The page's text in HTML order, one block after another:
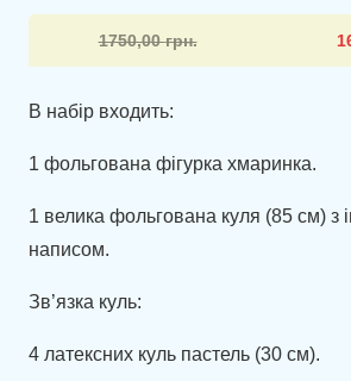
1750,00грн.
Оригінальна
ціна:
1750,00 грн..
Поточна
ціна:
1636,00 грн..
В набір входить:
1 фольгована фігурка хмаринка.
1 велика фольгована куля (85 см) з
написом.
Зв’язка куль:
4 латексних куль пастель (30 см).